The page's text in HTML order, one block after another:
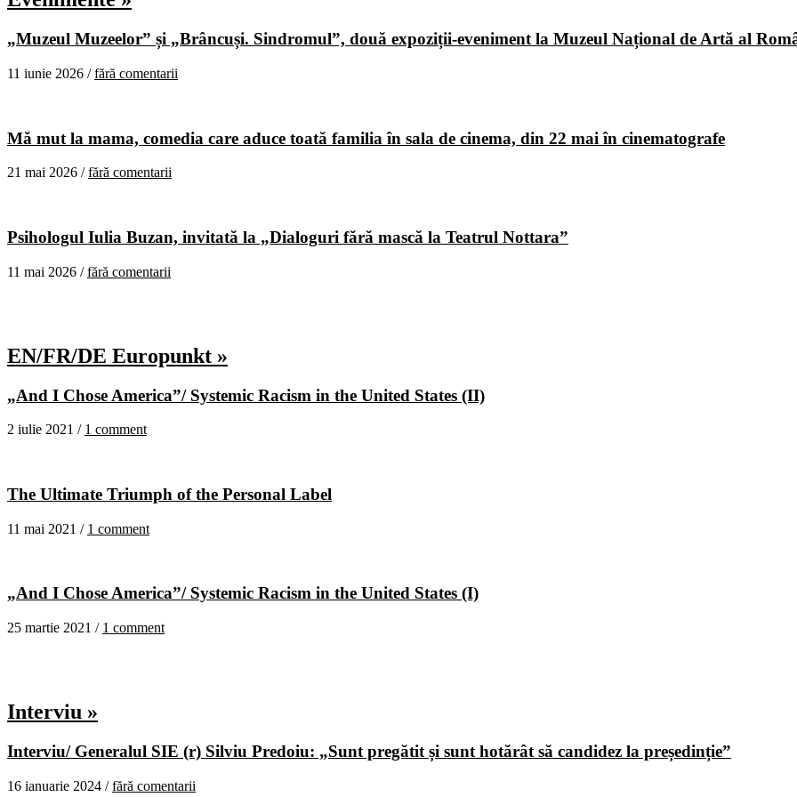
„Muzeul Muzeelor” și „Brâncuși. Sindromul”, două expoziții-eveniment la Muzeul Național de Artă al
11 iunie 2026 /fără comentarii
Mă mut la mama, comedia care aduce toată familia în sala de cinema, din 22 mai în cinematografe
21 mai 2026 /fără comentarii
Psihologul Iulia Buzan, invitată la „Dialoguri fără mască la Teatrul Nottara”
11 mai 2026 /fără comentarii
EN/FR/DE Europunkt »
„And I Chose America”/ Systemic Racism in the United States (II)
2 iulie 2021 / 1 comment
The Ultimate Triumph of the Personal Label
11 mai 2021 / 1 comment
„And I Chose America”/ Systemic Racism in the United States (I)
25 martie 2021 / 1 comment
Interviu »
Interviu/ Generalul SIE (r) Silviu Predoiu: „Sunt pregătit și sunt hotărât să candidez la președinție”
16 ianuarie 2024 /fără comentarii